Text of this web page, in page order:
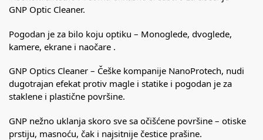
GNP Optic Cleaner.
Pogodan je za bilo koju optiku – Monoglede, dvoglede,
kamere, ekrane i naočare .
GNP Optics Cleaner – Češke kompanije NanoProtech, nudi
dugotrajan efekat protiv magle i statike i pogodan je za
staklene i plastične površine.
GNP nežno uklanja skoro sve sa očišćene površine – otiske
prstiju, masnoću, čak i najsitnije čestice prašine.